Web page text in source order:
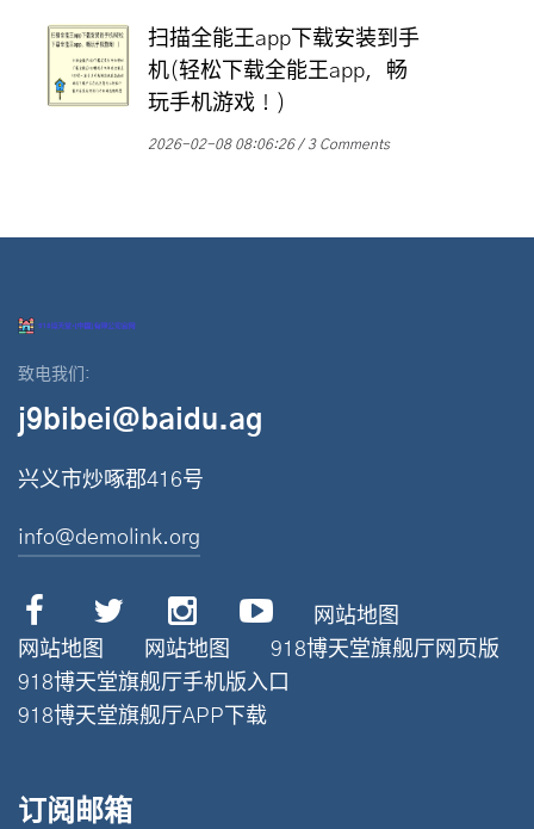
扫描全能王app下载安装到手
机(轻松下载全能王app，畅
玩手机游戏！)
2026-02-08 08:06:26 3 Comments
致电我们:
j9bibei@baidu.ag
兴义市炒啄郡416号
info@demolink.org
网站地图
网站地图
网站地图
918博天堂旗舰厅网页版
918博天堂旗舰厅手机版入口
918博天堂旗舰厅APP下载
订阅邮箱